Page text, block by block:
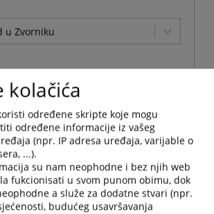
u Zvorniku
kolačića
određene skripte koje mogu
određene informacije iz vašeg
(npr. IP adresa uređaja, varijable o
...).
su nam neophodne i bez njih web
fukcionisati u svom punom obimu, dok
a služe za dodatne stvari (npr.
budućeg usavršavanja